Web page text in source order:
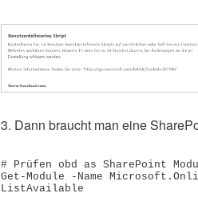
3. Dann braucht man eine
# Prüfen obd as SharePoint
Get-Module -Name
ListAvailable